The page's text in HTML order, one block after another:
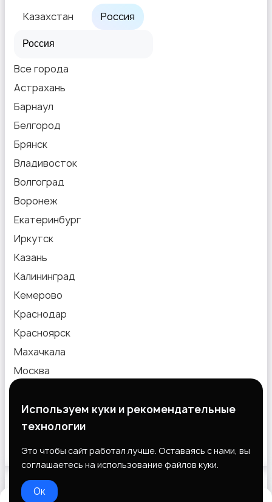
Используем куки и рекомендательные
технологии
Это чтобы сайт работал лучше. Оставаясь с нами, вы
соглашаетесь на использование файлов куки.
Ок
Казахстан Россия
Все города
Астрахань
Барнаул
Белгород
Брянск
Владивосток
Волгоград
Воронеж
Екатеринбург
Иркутск
Казань
Калининград
Кемерово
Краснодар
Красноярск
Махачкала
Москва
Новосибирск
Омск
Пермь